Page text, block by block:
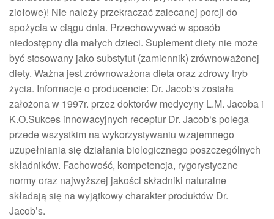
ziołowe)! Nie należy przekraczać zalecanej porcji do
spożycia w ciągu dnia. Przechowywać w sposób
niedostępny dla małych dzieci. Suplement diety nie może
być stosowany jako substytut (zamiennik) zrównoważonej
diety. Ważna jest zrównoważona dieta oraz zdrowy tryb
życia. Informacje o producencie: Dr. Jacob‘s została
założona w 1997r. przez doktorów medycyny L.M. Jacoba i
K.O.Sukces innowacyjnych receptur Dr. Jacob‘s polega
przede wszystkim na wykorzystywaniu wzajemnego
uzupełniania się działania biologicznego poszczególnych
składników. Fachowość, kompetencja, rygorystyczne
normy oraz najwyższej jakości składniki naturalne
składają się na wyjątkowy charakter produktów Dr.
Jacob’s.